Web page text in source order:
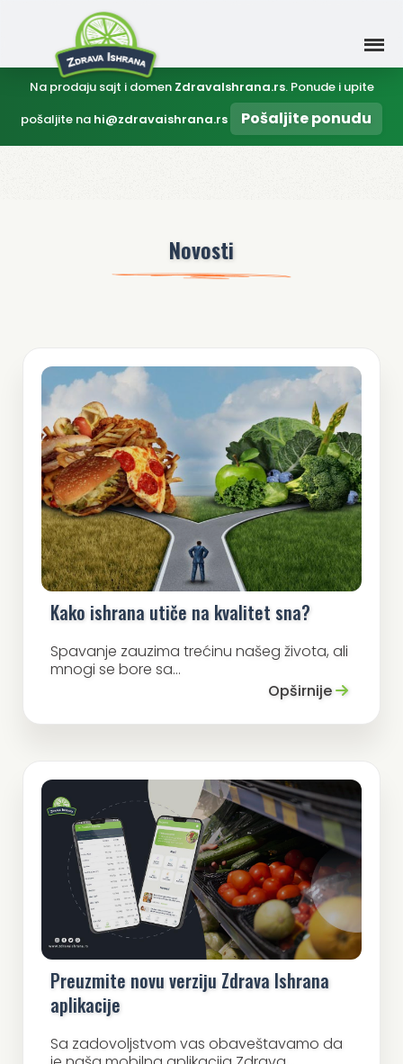
Na prodaju sajt i domen ZdravaIshrana.rs. Ponude i upite
pošaljite na hi@zdravaishrana.rs Pošaljite ponudu
Novosti
Kako ishrana utiče na kvalitet sna?
Spavanje zauzima trećinu našeg života, ali
mnogi se bore sa...
Opširnije
Preuzmite novu verziju Zdrava Ishrana
aplikacije
Sa zadovoljstvom vas obaveštavamo da